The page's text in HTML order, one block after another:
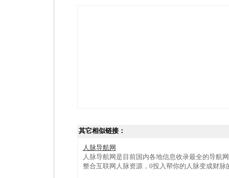
其它相似链接：
人脉导航网
人脉导航网是目前国内各地信息收录最全的导航
整合互联网人脉资源，0投入帮你的人脉变成财脉